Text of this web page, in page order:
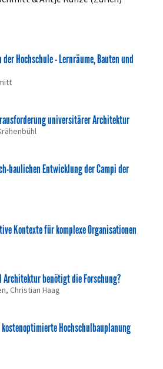
Hochschule - Lernräume, Bauten und
universitärer Architektur
baulichen Entwicklung der Campi der
Kontexte für komplexe Organisationen
Architektur benötigt die Forschung?
Christian Haag
Hochschulbauplanung